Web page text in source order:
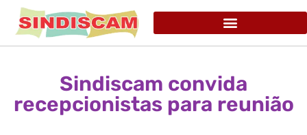
Sindiscam convida
recepcionistas para reunião